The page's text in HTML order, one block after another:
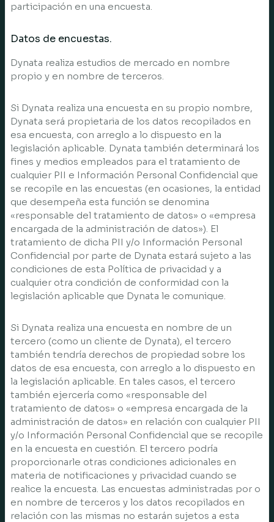
participación en una encuesta.
Datos de encuestas.
Dynata realiza estudios de mercado en nombre
propio y en nombre de terceros.
Si Dynata realiza una encuesta en su propio nombre,
Dynata será propietaria de los datos recopilados en
esa encuesta, con arreglo a lo dispuesto en la
legislación aplicable. Dynata también determinará los
fines y medios empleados para el tratamiento de
cualquier PII e Información Personal Confidencial que
se recopile en las encuestas (en ocasiones, la entidad
que desempeña esta función se denomina
«responsable del tratamiento de datos» o «empresa
encargada de la administración de datos»). El
tratamiento de dicha PII y/o Información Personal
Confidencial por parte de Dynata estará sujeto a las
condiciones de esta Política de privacidad y a
cualquier otra condición de conformidad con la
legislación aplicable que Dynata le comunique.
Si Dynata realiza una encuesta en nombre de un
tercero (como un cliente de Dynata), el tercero
también tendría derechos de propiedad sobre los
datos de esa encuesta, con arreglo a lo dispuesto en
la legislación aplicable. En tales casos, el tercero
también ejercería como «responsable del
tratamiento de datos» o «empresa encargada de la
administración de datos» en relación con cualquier PII
y/o Información Personal Confidencial que se recopile
en la encuesta en cuestión. El tercero podría
proporcionarle otras condiciones adicionales en
materia de notificaciones y privacidad cuando se
realice la encuesta. Las encuestas administradas por o
en nombre de terceros y los datos recopilados en
relación con las mismas no estarán sujetos a esta